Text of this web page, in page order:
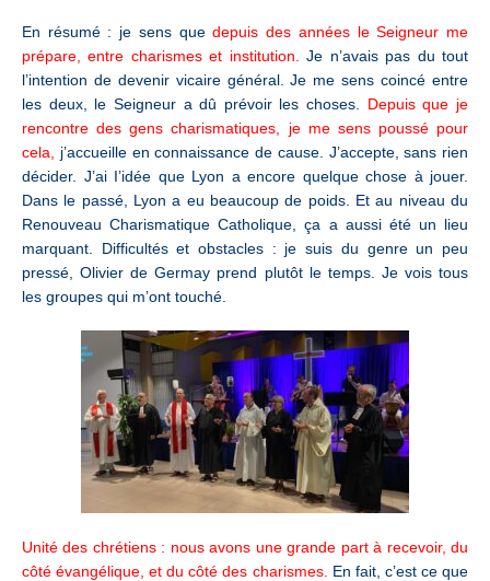
En résumé : je sens quedepuis des années le Seigneur me
prépare, entre charismes et institution.
Je n’avais pas du tout
l’intention de devenir vicaire général. Je me sens coincé entre
les deux, le Seigneur a dû prévoir les choses. Depuis que je
rencontre des gens charismatiques, je me sens poussé pour
cela,
j’accueille en connaissance de cause. J’accepte, sans rien
décider. J’ai I’idée que Lyon a encore quelque chose à jouer.
Dans le passé, Lyon a eu beaucoup de poids. Et au niveau du
Renouveau Charismatique Catholique, ça a aussi été un lieu
marquant. Difficultés et obstacles : je suis du genre un peu
pressé, Olivier de Germay prend plutôt le temps. Je vois tous
les groupes qui m’ont touché.
Unité des chrétiens : nous avons une grande part à recevoir, du
côté évangélique, et du côté des charismes. En fait, c’est ce que